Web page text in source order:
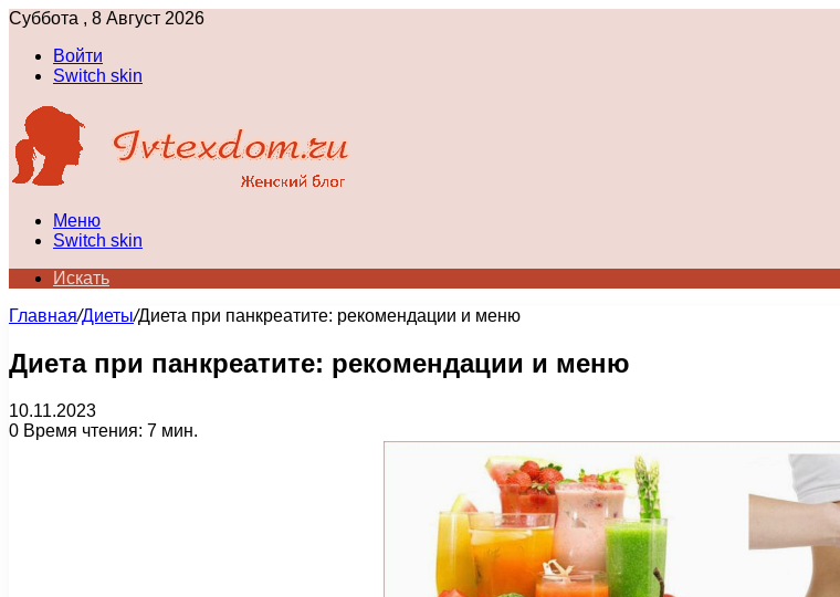
Суббота , 8 Август 2026
Войти
Switch skin
Меню
Switch skin
Искать
Главная/Диеты/Диета при панкреатите: рекомендации и меню
Диета при панкреатите: рекомендации и меню
10.11.2023
0 Время чтения: 7 мин.